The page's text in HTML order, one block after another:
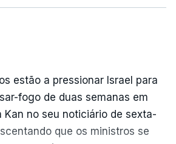
estão a pressionar Israel para
fogo de duas semanas em
Kan no seu noticiário de sexta-
que os ministros se